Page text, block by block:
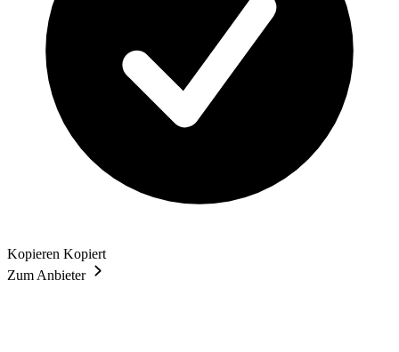
Kopieren Kopiert
Zum Anbieter